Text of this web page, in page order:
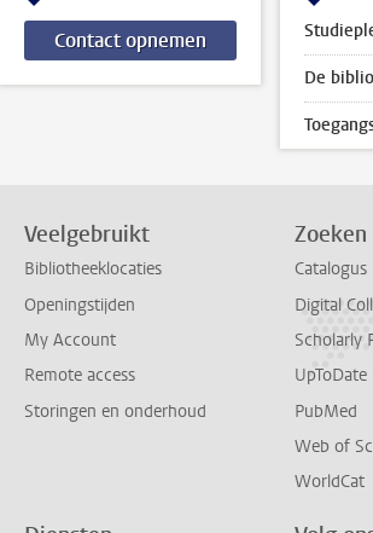
Contact opnemen
De
Veelgebruikt
Bibliotheeklocaties
Openingstijden
My Account
Remote access
Storingen en onderhoud
Zoeken
Catalogus
Digital
Scholarly
UpToDate
PubMed
Web of
WorldCat